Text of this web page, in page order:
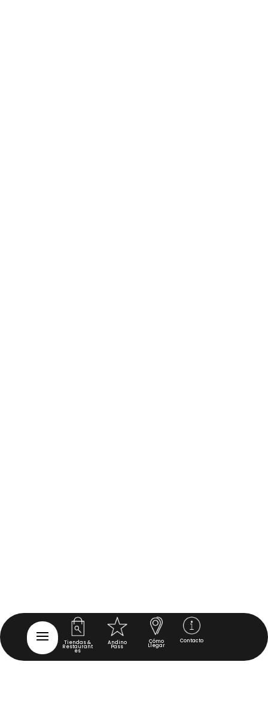
Tiendas &
Restaurant
es
Andino
Pass
Cómo
Llegar
Contacto